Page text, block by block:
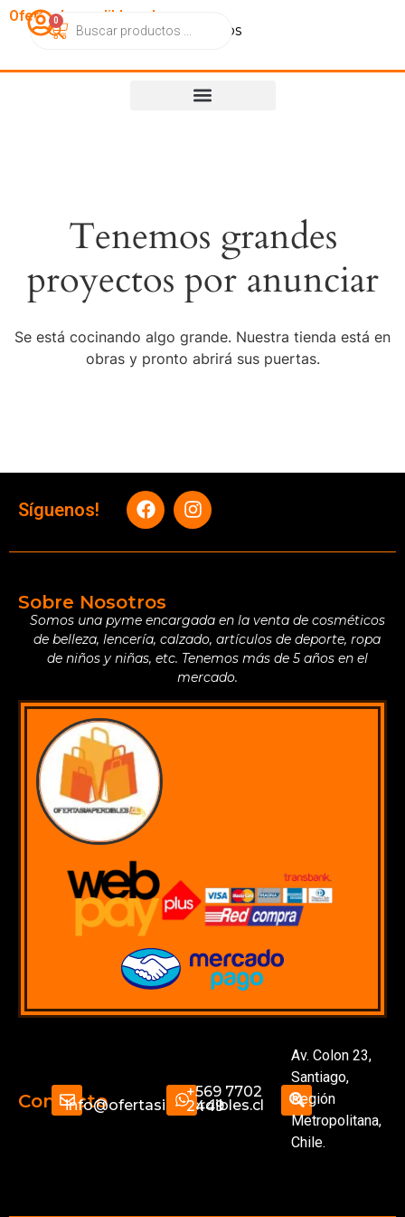
OfertasImperdibles.cl
CatálogoContactoNosotros
0
Tenemos grandes
proyectos por anunciar
Se está cocinando algo grande. Nuestra tienda está en
obras y pronto abrirá sus puertas.
Síguenos!
Sobre Nosotros
Somos una pyme encargada en la venta de cosméticos
de belleza, lencería, calzado, artículos de deporte, ropa
de niños y niñas, etc. Tenemos más de 5 años en el
mercado.
Contactoinfo@ofertasimperdibles.cl
+569 7702
2449
Av. Colon 23,
Santiago,
Región
Metropolitana,
Chile.